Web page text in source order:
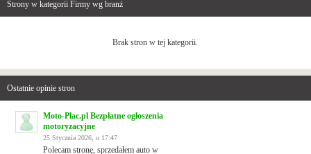
Strony w kategorii Firmy wg branż
Brak stron w tej kategorii.
Ostatnie opinie stron
Moto-Plac.pl Bezpłatne ogłoszenia
motoryzacyjne
25 Stycznia 2026, o 17:47
Polecam stronę, sprzedałem auto w